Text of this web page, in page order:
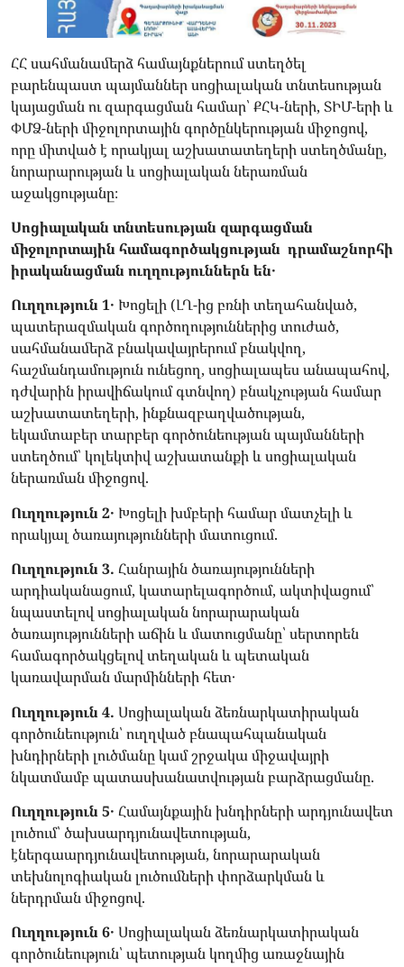
ՀՀ սահմանամերձ համայնքներում ստեղծել
բարենպաստ պայմաններ սոցիալական տնտեսության
կայացման ու զարգացման համար՝ ՔՀԿ-ների, ՏԻՄ-երի և
ՓՄՁ-ների միջոլորտային գործընկերության միջոցով,
որը միտված է որակյալ աշխատատեղերի ստեղծմանը,
նորարարության և սոցիալական ներառման
աջակցությանը։
Սոցիալական տնտեսության զարգացման
միջոլորտային համագործակցության դրամաշնորհի
իրականացման ուղղություններն են․
Ուղղություն 1․ Խոցելի (ԼՂ-ից բռնի տեղահանված,
պատերազմական գործողություններից տուժած,
սահմանամերձ բնակավայրերում բնակվող,
հաշմանդամություն ունեցող, սոցիալապես անապահով,
դժվարին իրավիճակում գտնվող) բնակչության համար
աշխատատեղերի, ինքնազբաղվածության,
եկամտաբեր տարբեր գործունեության պայմանների
ստեղծում՝ կոլեկտիվ աշխատանքի և սոցիալական
ներառման միջոցով.
Ուղղություն 2․ Խոցելի խմբերի համար մատչելի և
որակյալ ծառայությունների մատուցում.
Ուղղություն 3. Հանրային ծառայությունների
արդիականացում, կատարելագործում, ակտիվացում՝
նպաստելով սոցիալական նորարարական
ծառայությունների աճին և մատուցմանը՝ սերտորեն
համագործակցելով տեղական և պետական
կառավարման մարմինների հետ․
Ուղղություն 4. Սոցիալական ձեռնարկատիրական
գործունեություն՝ ուղղված բնապահպանական
խնդիրների լուծմանը կամ շրջակա միջավայրի
նկատմամբ պատասխանատվության բարձրացմանը.
Ուղղություն 5․ Համայնքային խնդիրների արդյունավետ
լուծում՝ ծախսարդյունավետության,
էներգաարդյունավետության, նորարարական
տեխնոլոգիական լուծումների փորձարկման և
ներդրման միջոցով.
Ուղղություն 6․ Սոցիալական ձեռնարկատիրական
գործունեություն՝ պետության կողմից առաջնային